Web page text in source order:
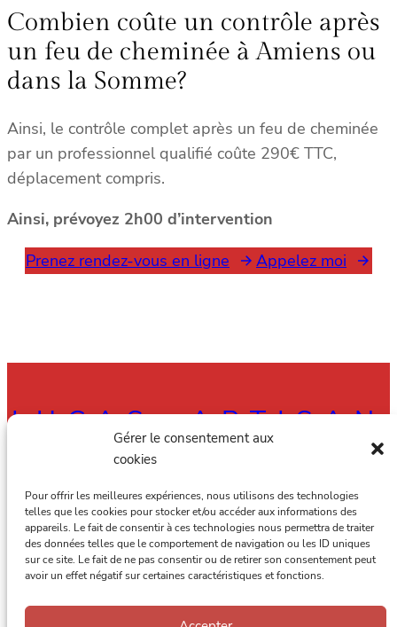
Gérer le consentement aux
cookies
Pour offrir les meilleures expériences, nous utilisons des technologies
telles que les cookies pour stocker et/ou accéder aux informations des
appareils. Le fait de consentir à ces technologies nous permettra de traiter
des données telles que le comportement de navigation ou les ID uniques
sur ce site. Le fait de ne pas consentir ou de retirer son consentement peut
avoir un effet négatif sur certaines caractéristiques et fonctions.
Combien coûte un contrôle après
un feu de cheminée à Amiens ou
dans la Somme?
Ainsi, le contrôle complet après un feu de cheminée
par un professionnel qualifié coûte 290€ TTC,
déplacement compris.
Ainsi, prévoyez 2h00 d’intervention
Prenez rendez-vous en ligne
Appelez moi
LUCAS, ARTISAN
RAMONEUR À
AMIENS, ALBERT
ET DANS TOUTE
LA SOMME